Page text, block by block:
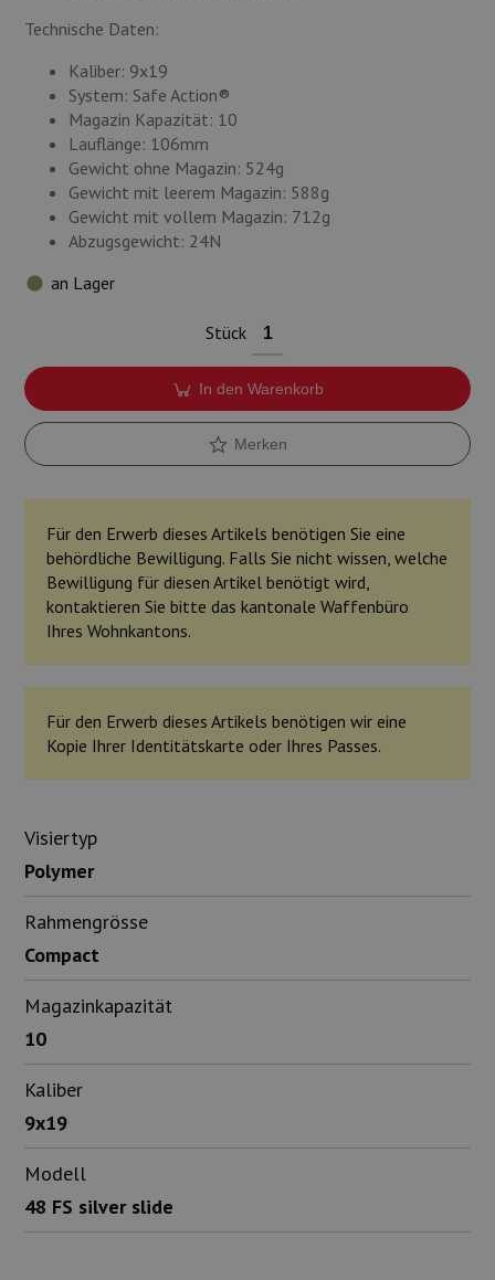
Technische Daten:
Kaliber: 9x19
System: Safe Action®
Magazin Kapazität: 10
Lauflänge: 106mm
Gewicht ohne Magazin: 524g
Gewicht mit leerem Magazin: 588g
Gewicht mit vollem Magazin: 712g
Abzugsgewicht: 24N
an Lager
Stück
In den Warenkorb
Merken
Für den Erwerb dieses Artikels benötigen Sie eine
behördliche Bewilligung. Falls Sie nicht wissen, welche
Bewilligung für diesen Artikel benötigt wird,
kontaktieren Sie bitte das kantonale Waffenbüro
Ihres Wohnkantons.
Für den Erwerb dieses Artikels benötigen wir eine
Kopie Ihrer Identitätskarte oder Ihres Passes.
Visiertyp
Polymer
Rahmengrösse
Compact
Magazinkapazität
10
Kaliber
9x19
Modell
48 FS silver slide